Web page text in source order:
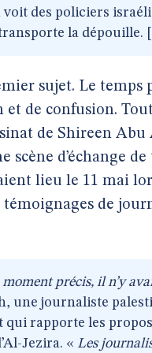
des policiers
la dépouille.
sujet. Le temps
et de confusion.
de Shireen Abu
scène d’échange
lieu le 11 mai
de
précis, il n’y
une journaliste
rapporte les
Jezira. « Les